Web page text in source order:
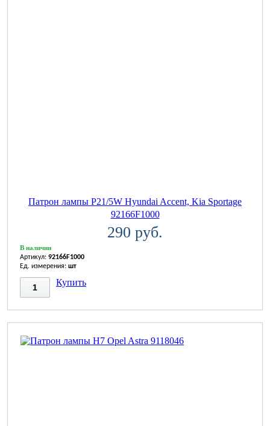
Патрон лампы P21/5W Hyundai Accent, Kia Sportage
92166F1000
290 руб.
В наличии
Артикул: 92166F1000
Ед. измерения: шт
Купить